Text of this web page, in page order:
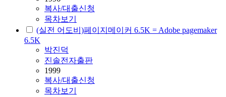
복사/대출신청
목차보기
(실전 어도비)페이지메이커 6.5K = Adobe pagemaker
6.5K
박진덕
진솔전자출판
1999
복사/대출신청
목차보기